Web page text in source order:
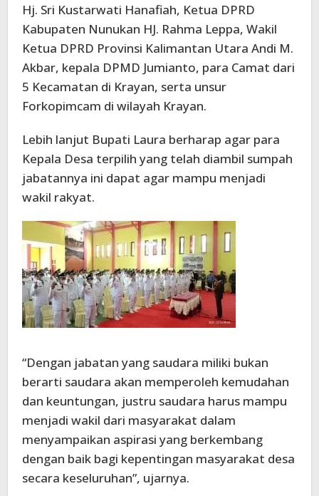
Hj. Sri Kustarwati Hanafiah, Ketua DPRD
Kabupaten Nunukan HJ. Rahma Leppa, Wakil
Ketua DPRD Provinsi Kalimantan Utara Andi M.
Akbar, kepala DPMD Jumianto, para Camat dari
5 Kecamatan di Krayan, serta unsur
Forkopimcam di wilayah Krayan.
Lebih lanjut Bupati Laura berharap agar para
Kepala Desa terpilih yang telah diambil sumpah
jabatannya ini dapat agar mampu menjadi
wakil rakyat.
“Dengan jabatan yang saudara miliki bukan
berarti saudara akan memperoleh kemudahan
dan keuntungan, justru saudara harus mampu
menjadi wakil dari masyarakat dalam
menyampaikan aspirasi yang berkembang
dengan baik bagi kepentingan masyarakat desa
secara keseluruhan”, ujarnya.